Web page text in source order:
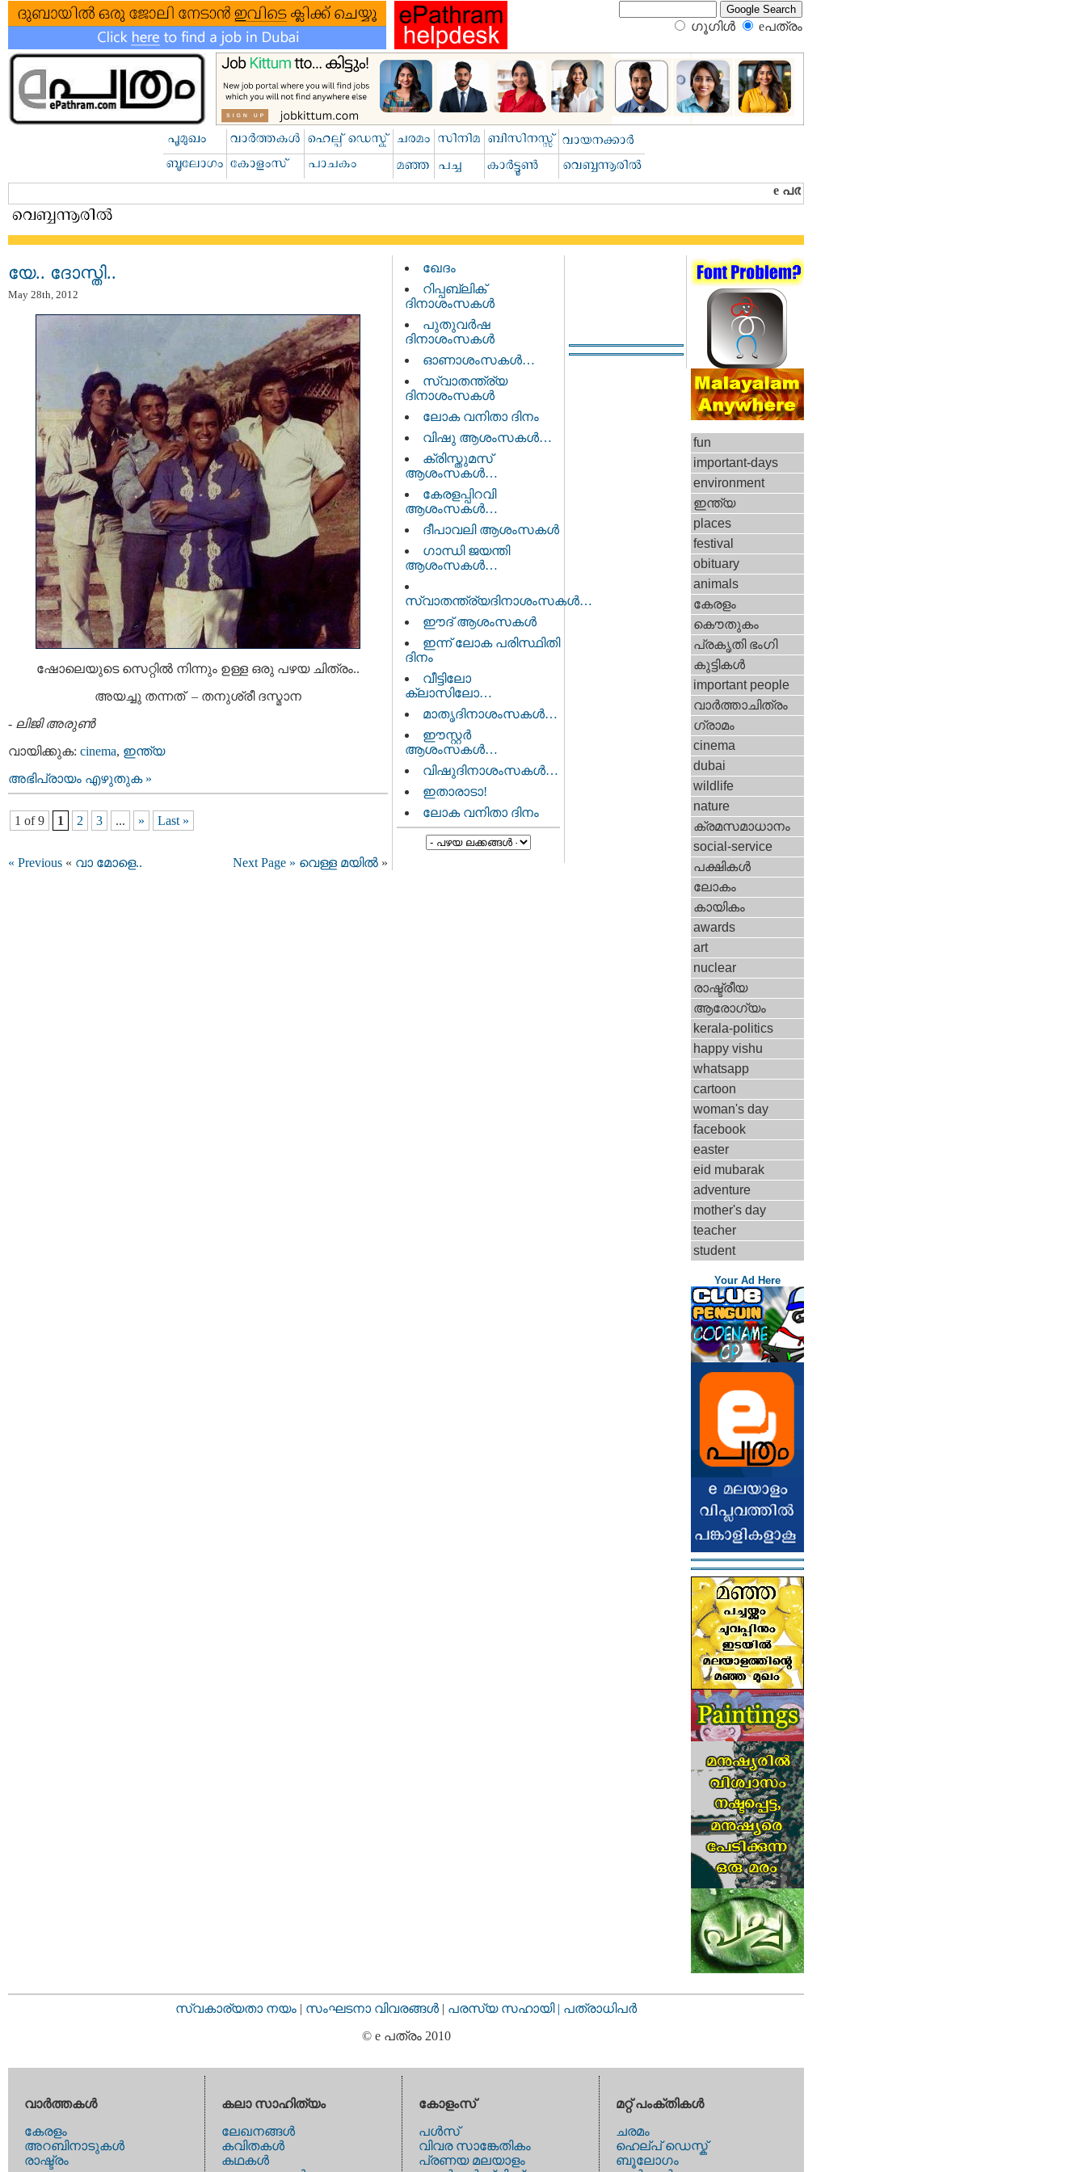
ഗൂഗിള്‍ eപത്രം‍
യേ.. ദോസ്തി..
May 28th, 2012
ഷോലെയുടെ സെറ്റില്‍ നിന്നും ഉള്ള ഒരു പഴയ ചിത്രം..
അയച്ചു തന്നത് – തനുശ്രീ ദസ്മാന
- ലിജി അരുണ്‍
വായിക്കുക: cinema, ഇന്ത്യ
അഭിപ്രായം എഴുതുക »
1 of 9 1 2 3 ... » Last »
« Previous « വാ മോളെ.. Next Page » വെള്ള മയില്‍ »
ഖേദം
റിപ്പബ്ലിക്
ദിനാശംസകള്‍
പുതുവര്‍ഷ
ദിനാശംസകള്‍
ഓണാശംസകള്‍…
സ്വാതന്ത്ര്യ
ദിനാശംസകള്‍
ലോക വനിതാ ദിനം
വിഷു ആശംസകൾ…
ക്രിസ്തുമസ്
ആശംസകൾ…
കേരളപ്പിറവി
ആശംസകൾ…
ദീപാവലി ആശംസകൾ
ഗാന്ധി ജയന്തി
ആശംസകൾ…
സ്വാതന്ത്ര്യദിനാശംസകള്‍…
ഈദ് ആശംസകള്‍
ഇന്ന് ലോക പരിസ്ഥിതി
ദിനം
വീട്ടിലോ
ക്ലാസിലോ…
മാതൃദിനാശംസകൾ…
ഈസ്റ്റര്‍
ആശംസകള്‍…
വിഷുദിനാശംസകള്‍…
ഇതാരാടാ!
ലോക വനിതാ ദിനം
fun
important-days
environment
ഇന്ത്യ
places
festival
obituary
animals
കേരളം
കൌതുകം
പ്രകൃതി ഭംഗി
കുട്ടികള്‍
important people
വാര്‍ത്താചിത്രം
ഗ്രാമം
cinema
dubai
wildlife
nature
ക്രമസമാധാനം
social-service
പക്ഷികള്‍
ലോകം
കായികം
awards
art
nuclear
രാഷ്ട്രീയ
ആരോഗ്യം
kerala-politics
happy vishu
whatsapp
cartoon
woman's day
facebook
easter
eid mubarak
adventure
mother's day
teacher
student
Your Ad Here
സ്വകാര്യതാ നയം | സംഘടനാ വിവരങ്ങള്‍ | പരസ്യ സഹായി | പത്രാധിപര്‍
© e പത്രം 2010
വാര്‍ത്തകള്‍
കേരളം
അറബിനാടുകള്‍
രാഷ്ട്രം
കലാ സാഹിത്യം
ലേഖനങ്ങള്‍
കവിതകള്‍
കഥകള്‍
കോളംസ്
പള്‍സ്
വിവര സാങ്കേതികം
പ്രണയ മലയാളം
മറ്റ് പംക്തികള്‍
ചരമം
ഹെല്പ് ഡെസ്ക്
ബൂലോഗം